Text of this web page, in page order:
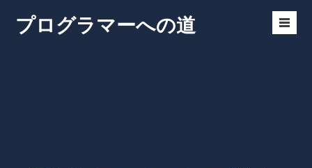
プログラマーへの道
Menu